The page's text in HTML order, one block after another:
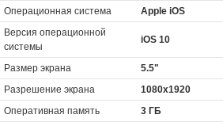
Операционная система
Apple iOS
Версия операционной
системы
iOS 10
Размер экрана
5.5"
Разрешение экрана
1080x1920
Оперативная память
3 ГБ